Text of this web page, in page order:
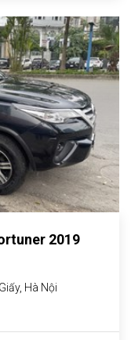
2019
Hà Nội